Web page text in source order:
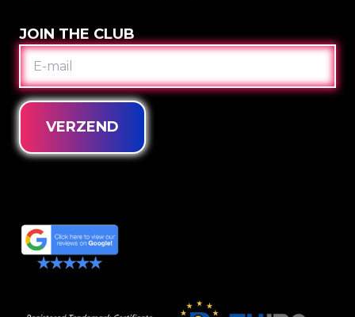
JOIN THE CLUB
E-
MAIL
VERZEND